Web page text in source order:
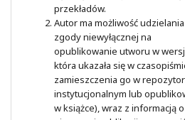
przekładów.
Autor ma możliwość udzielania
zgody niewyłącznej na
opublikowanie utworu w
która ukazała się w
zamieszczenia go w
instytucjonalnym lub
w książce), wraz z informacją